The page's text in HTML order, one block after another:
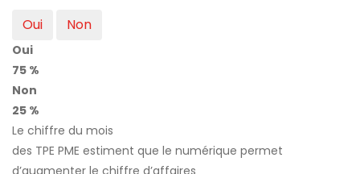
Oui Non
Oui
75 %
Non
25 %
Le chiffre du mois
des TPE PME estiment que le numérique permet